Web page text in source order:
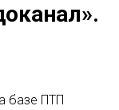
базе ПТП